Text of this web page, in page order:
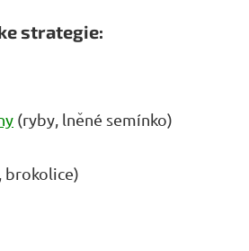
strategie:
(ryby, lněné semínko)
brokolice)